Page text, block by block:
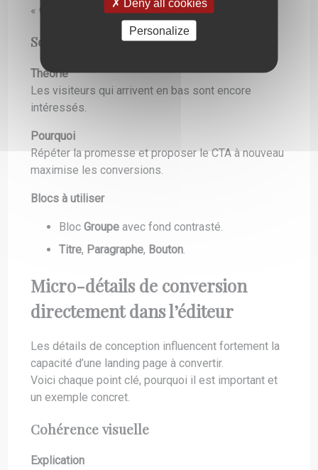
« Compatible avec mon thème actuel ? »
Section finale de reconfirmation
Théorie
Les visiteurs qui arrivent en bas sont encore
intéressés.
Pourquoi
Répéter la promesse et proposer le CTA à nouveau
maximise les conversions.
Blocs à utiliser
BlocGroupe avec fond contrasté.
Titre, Paragraphe, Bouton.
Micro-détails de conversion
directement dans l’éditeur
Les détails de conception influencent fortement la
capacité d’une landing page à convertir.
Voici chaque point clé, pourquoi il est important et
un exemple concret.
Cohérence visuelle
Explication
Deny all cookies
Personalize